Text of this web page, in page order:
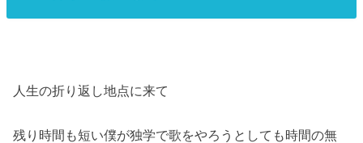
人生の折り返し地点に来て
残り時間も短い僕が独学で歌をやろうとしても時間の無